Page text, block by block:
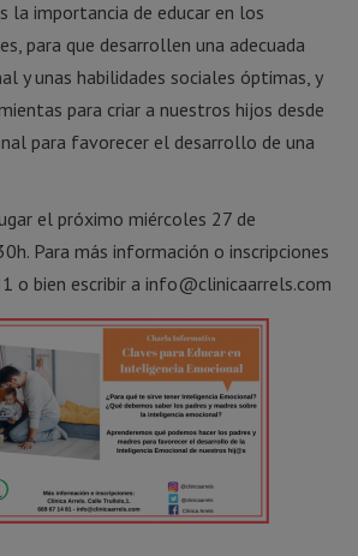
la importancia de educar en los
para que desarrollen una adecuada
y unas habilidades sociales óptimas, y
para criar a nuestros hijos desde
para favorecer el desarrollo de una
el próximo miércoles 27 de
Para más información o inscripciones
o bien escribir a info@clinicaarrels.com